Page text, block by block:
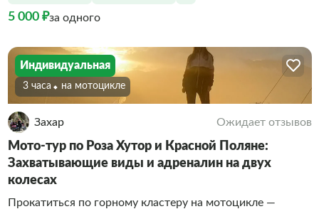
5 000 ₽за одного
Индивидуальная
3 часа На мотоцикле
Захар Ожидает отзывов
Мото-тур по Роза Хутор и Красной Поляне:
Захватывающие виды и адреналин на двух
колесах
Прокатиться по горному кластеру на мотоцикле —